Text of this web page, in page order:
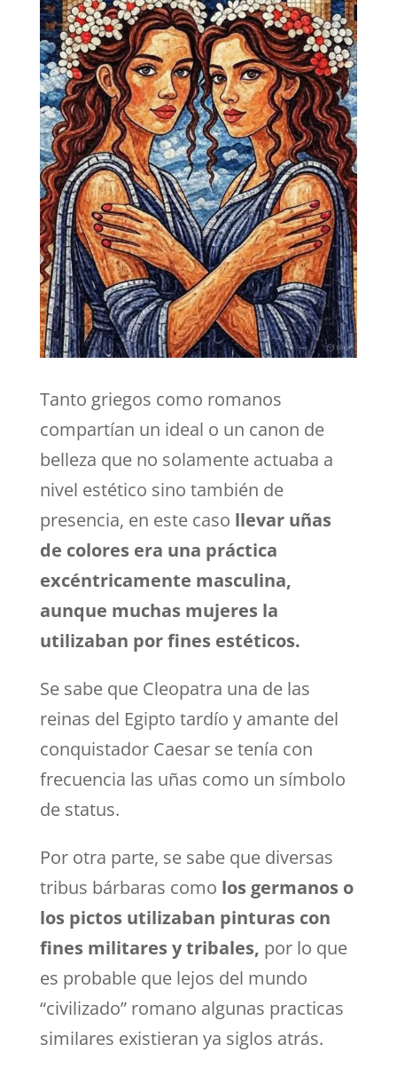
Tanto griegos como romanos
compartían un ideal o un canon de
belleza que no solamente actuaba a
nivel estético sino también de
presencia, en este caso llevar uñas
de colores era una práctica
excéntricamente masculina,
aunque muchas mujeres la
utilizaban por fines estéticos.
Se sabe que Cleopatra una de las
reinas del Egipto tardío y amante del
conquistador Caesar se tenía con
frecuencia las uñas como un símbolo
de status.
Por otra parte, se sabe que diversas
tribus bárbaras como los germanos o
los pictos utilizaban pinturas con
fines militares y tribales, por lo que
es probable que lejos del mundo
“civilizado” romano algunas practicas
similares existieran ya siglos atrás.